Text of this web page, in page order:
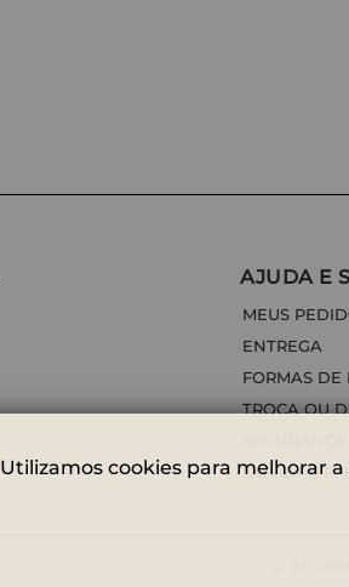
AJUDA E
MEUS
ENTREGA
FORMAS DE
TROCA OU
DÚVIDAS
Utilizamos cookies para melhorar